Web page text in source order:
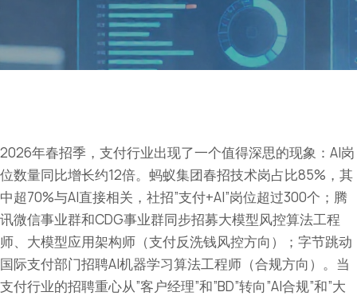
2026年春招季，支付行业出现了一个值得深思的现象：AI岗
位数量同比增长约12倍。蚂蚁集团春招技术岗占比85%，其
中超70%与AI直接相关，社招”支付+AI”岗位超过300个；腾
讯微信事业群和CDG事业群同步招募大模型风控算法工程
师、大模型应用架构师（支付反洗钱风控方向）；字节跳动
国际支付部门招聘AI机器学习算法工程师（合规方向）。当
支付行业的招聘重心从”客户经理”和”BD”转向”AI合规”和”大